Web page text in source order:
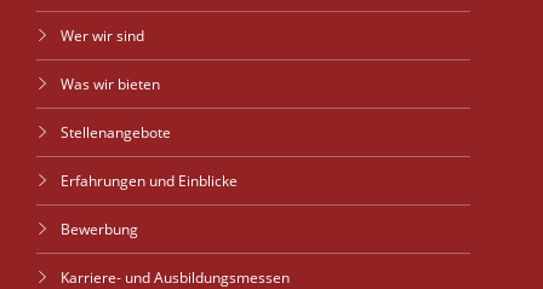
Wer wir sind
Was wir bieten
Stellenangebote
Erfahrungen und Einblicke
Bewerbung
Karriere- und Ausbildungsmessen